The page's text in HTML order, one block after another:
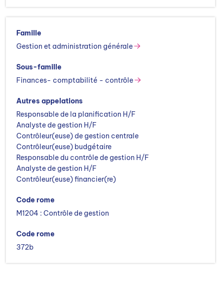
Famille
Gestion et administration générale
Sous-famille
Finances- comptabilité - contrôle
Autres appelations
Responsable de la planification H/F
Analyste de gestion H/F
Contrôleur(euse) de gestion centrale
Contrôleur(euse) budgétaire
Responsable du contrôle de gestion H/F
Analyste de gestion H/F
Contrôleur(euse) financier(re)
Code rome
M1204 : Contrôle de gestion
Code rome
372b